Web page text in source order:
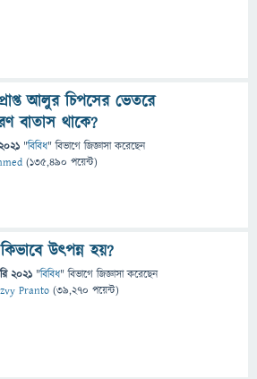
আলুর চিপসের ভেতরে
বাতাস থাকে?
"বিবিধ" বিভাগে জিজ্ঞাসাকরেছেন
(135,490 পয়েন্ট)
উৎপন্ন হয়?
2021 "বিবিধ" বিভাগে জিজ্ঞাসাকরেছেন
Pranto (39,270 পয়েন্ট)